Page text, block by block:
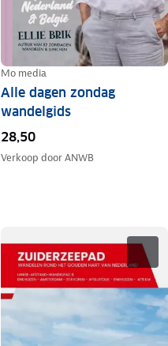
Mo media
Alle dagen zondag
wandelgids
28,50
Verkoop doorANWB